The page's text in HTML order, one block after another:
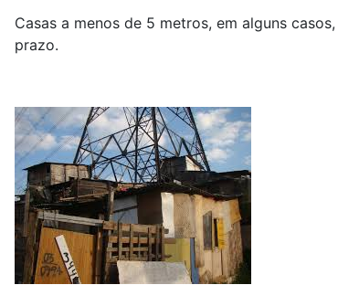
Casas a menos de 5 metros, em alguns
prazo.